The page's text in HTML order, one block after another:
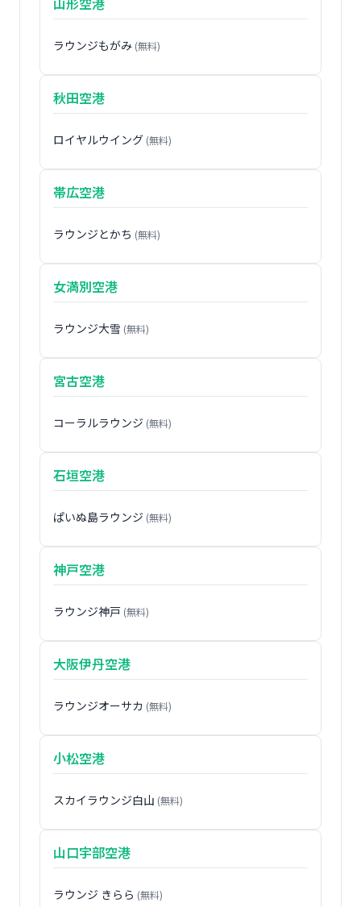
ラウンジもがみ (無料)
秋田空港
ロイヤルウイング (無料)
帯広空港
ラウンジとかち (無料)
女満別空港
ラウンジ大雪 (無料)
宮古空港
コーラルラウンジ (無料)
石垣空港
ぱいぬ島ラウンジ (無料)
神戸空港
ラウンジ神戸 (無料)
大阪伊丹空港
ラウンジオーサカ (無料)
小松空港
スカイラウンジ白山 (無料)
山口宇部空港
ラウンジ きらら (無料)